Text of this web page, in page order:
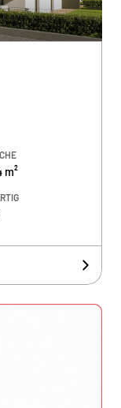
m²